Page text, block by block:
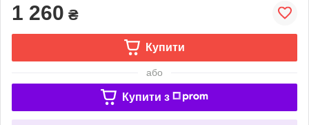
1 260 ₴
Купити
або
Купити з